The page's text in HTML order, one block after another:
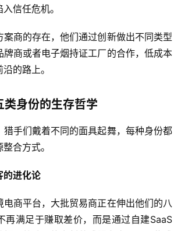
信任危机。
案商的存在，他们通过创新做出不同类型
牌商或者电子烟持证工厂的合作，低成本
的路上。
类身份的生存哲学
猎手们戴着不同的面具起舞，每种身份都
合方式。
的进化论
电商平台，大批贸易商正在伸出他们的八
再满足于赚取差价，而是通过自建SaaS